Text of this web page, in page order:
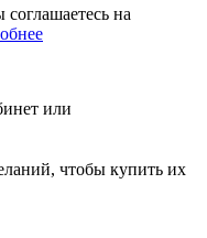
на
или
чтобы купить их